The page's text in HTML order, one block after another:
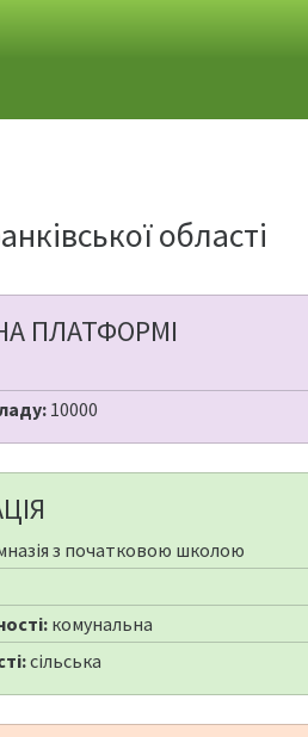
області
ПЛАТФОРМІ
10000
з початковою школою
комунальна
сільська